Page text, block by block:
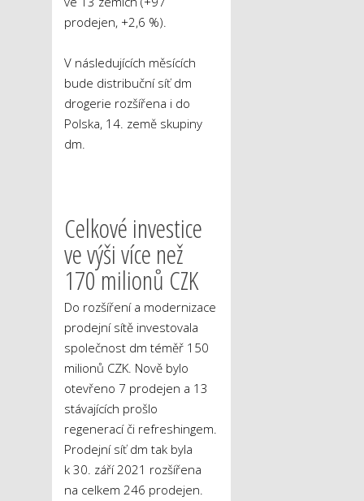
prodejen, +2,6 %).
V následujících měsících
bude distribuční síť dm
drogerie rozšířena i do
Polska, 14. země skupiny
dm.
Celkové investice
ve výši více než
170 milionů CZK
Do rozšíření a modernizace
prodejní sítě investovala
společnost dm téměř 150
milionů CZK. Nově bylo
otevřeno 7 prodejen a 13
stávajících prošlo
regenerací či refreshingem.
Prodejní síť dm tak byla
k 30. září 2021 rozšířena
na celkem 246 prodejen.